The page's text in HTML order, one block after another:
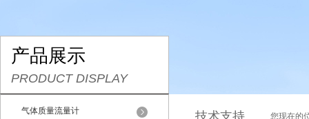
产品展示
PRODUCT DISPLAY
气体质量流量计 技术支持 您现在的